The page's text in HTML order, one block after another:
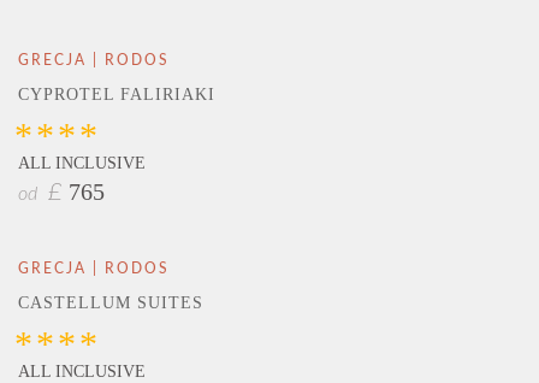
GRECJA | RODOS
CYPROTEL FALIRIAKI
****
ALL INCLUSIVE
od £ 765
GRECJA | RODOS
CASTELLUM SUITES
****
ALL INCLUSIVE